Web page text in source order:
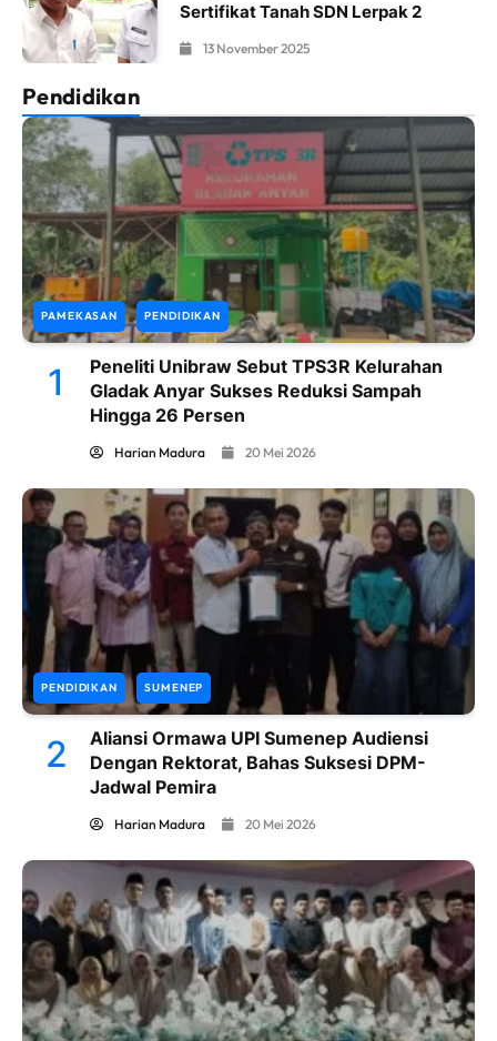
Sertifikat Tanah SDN Lerpak 2
13 November 2025
Pendidikan
PAMEKASAN PENDIDIKAN
1
Peneliti Unibraw Sebut TPS3R Kelurahan
Gladak Anyar Sukses Reduksi Sampah
Hingga 26 Persen
Harian Madura 20 Mei 2026
PENDIDIKAN SUMENEP
2
Aliansi Ormawa UPI Sumenep Audiensi
Dengan Rektorat, Bahas Suksesi DPM-
Jadwal Pemira
Harian Madura 20 Mei 2026